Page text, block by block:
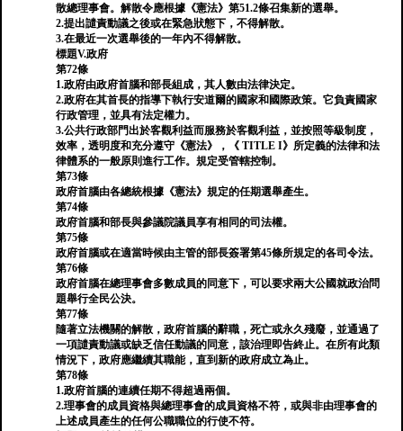
散總理事會。解散令應根據《憲法》第51.2條召集新的選舉。
2.提出譴責動議之後或在緊急狀態下，不得解散。
3.在最近一次選舉後的一年內不得解散。
標題V.政府
第72條
1.政府由政府首腦和部長組成，其人數由法律決定。
2.政府在其首長的指導下執行安道爾的國家和國際政策。它負責國家
行政管理，並具有法定權力。
3.公共行政部門出於客觀利益而服務於客觀利益，並按照等級制度，
效率，透明度和充分遵守《憲法》，《 TITLE I》所定義的法律和法
律體系的一般原則進行工作。規定受管轄控制。
第73條
政府首腦由各總統根據《憲法》規定的任期選舉產生。
第74條
政府首腦和部長與參議院議員享有相同的司法權。
第75條
政府首腦或在適當時候由主管的部長簽署第45條所規定的各司令法。
第76條
政府首腦在總理事會多數成員的同意下，可以要求兩大公國就政治問
題舉行全民公決。
第77條
隨著立法機關的解散，政府首腦的辭職，死亡或永久殘廢，並通過了
一項譴責動議或缺乏信任動議的同意，該治理即告終止。在所有此類
情況下，政府應繼續其職能，直到新的政府成立為止。
第78條
1.政府首腦的連續任期不得超過兩個。
2.理事會的成員資格與總理事會的成員資格不符，或與非由理事會的
上述成員產生的任何公職職位的行使不符。